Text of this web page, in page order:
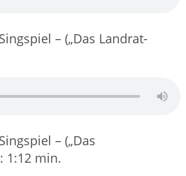
– („Das Landrat-
– („Das
1:12 min.